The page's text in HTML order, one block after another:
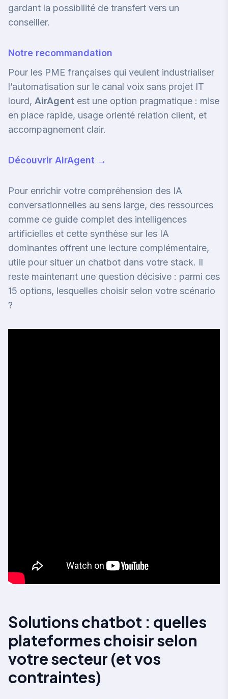
gardant la possibilité de transfert vers un
conseiller.
Notre recommandation
Pour les PME françaises qui veulent industrialiser
l’automatisation sur le canal voix sans projet IT
lourd, AirAgent est une option pragmatique : mise
en place rapide, usage orienté relation client, et
accompagnement clair.
Découvrir AirAgent →
Pour enrichir votre compréhension des IA
conversationnelles au sens large, des ressources
comme ce guide complet des intelligences
artificielles et cette synthèse sur les IA
dominantes offrent une lecture complémentaire,
utile pour situer un chatbot dans votre stack. Il
reste maintenant une question décisive : parmi ces
15 options, lesquelles choisir selon votre scénario
?
Solutions chatbot : quelles
plateformes choisir selon
votre secteur (et vos
contraintes)